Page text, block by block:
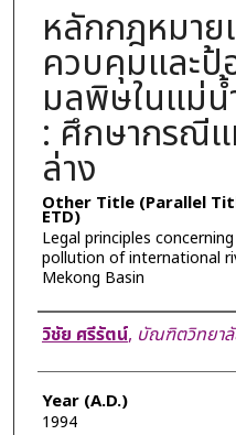
หลักกฎหมาย
ควบคุมและ
มลพิษในแม่น้
: ศึกษากรณี
ล่าง
Other Title (Parallel
ETD)
Legal principles
pollution of international
Mekong Basin
Author
วิชัย ศรีรัตน์, บัณฑิตวิทยา
Year (A.D.)
1994